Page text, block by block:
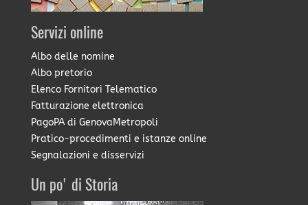
Servizi online
Albo delle nomine
Albo pretorio
Elenco Fornitori Telematico
Fatturazione elettronica
PagoPA di GenovaMetropoli
Pratico-procedimenti e istanze online
Segnalazioni e disservizi
Un po' di Storia